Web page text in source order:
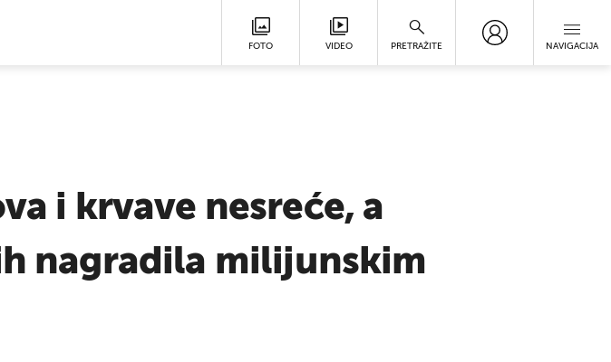
FOTO VIDEO PRETRAŽITE NAVIGACIJA
i krvave nesreće, a
nagradila milijunskim